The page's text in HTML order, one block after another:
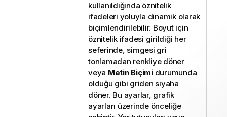
kullanıldığında öznitelik
ifadeleri yoluyla dinamik olarak
biçimlendirilebilir. Boyut için
öznitelik ifadesi girildiği her
seferinde, simgesi gri
tonlamadan renkliye döner
veya Metin Biçimidurumunda
olduğu gibi griden siyaha
döner. Bu ayarlar, grafik
ayarları üzerinde önceliğe